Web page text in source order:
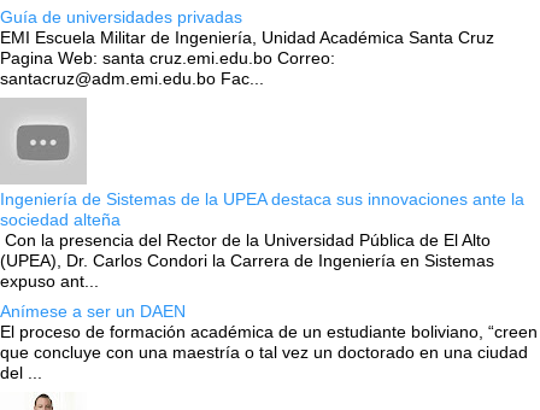
Guía de universidades privadas
EMI Escuela Militar de Ingeniería, Unidad Académica Santa Cruz
Pagina Web: santa cruz.emi.edu.bo Correo:
santacruz@adm.emi.edu.bo Fac...
Ingeniería de Sistemas de la UPEA destaca sus innovaciones ante la
sociedad alteña
Con la presencia del Rector de la Universidad Pública de El Alto
(UPEA), Dr. Carlos Condori la Carrera de Ingeniería en Sistemas
expuso ant...
Anímese a ser un DAEN
El proceso de formación académica de un estudiante boliviano, “creen
que concluye con una maestría o tal vez un doctorado en una ciudad
del ...